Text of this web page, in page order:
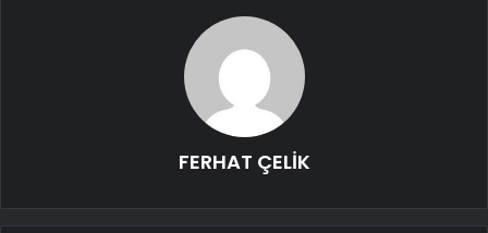
FERHAT ÇELİK